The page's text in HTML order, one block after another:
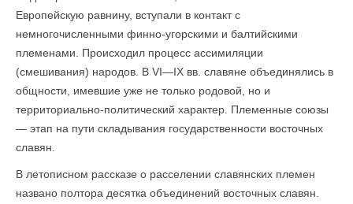
Европейскую равнину, вступали в контакт с
немногочисленными финно-угорскими и балтийскими
племенами. Происходил процесс ассимиляции
(смешивания) народов. В VI—IX вв. славяне объединялись в
общности, имевшие уже не только родовой, но и
территориально-политический характер. Племенные союзы
— этап на пути складывания государственности восточных
славян.
В летописном рассказе о расселении славянских племен
названо полтора десятка объединений восточных славян.